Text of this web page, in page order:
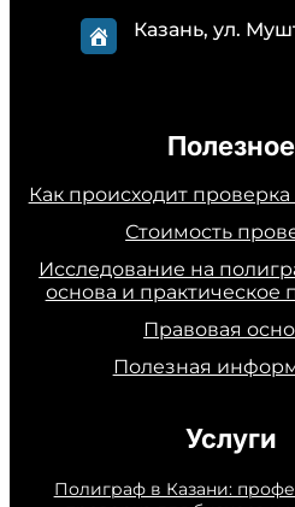
Казань, ул.
Полезное
Как происходит
Стоимость
Исследование на
основа и практическое
Правовая
Полезная
Услуги
Полиграф в Казани: